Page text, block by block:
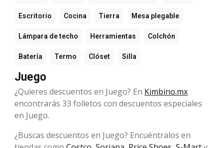
Escritorio Cocina Tierra Mesa plegable
Lámpara de techo Herramientas Colchón
Batería Termo Clóset Silla
Juego
¿Quieres descuentos en Juego? En Kimbino.mx
encontrarás 33 folletos con descuentos especiales
en Juego.
¿Buscas descuentos en Juego? Encuéntralos en